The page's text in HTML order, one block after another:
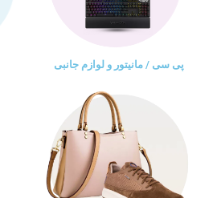
پی سی / مانیتور و لوازم جانبی